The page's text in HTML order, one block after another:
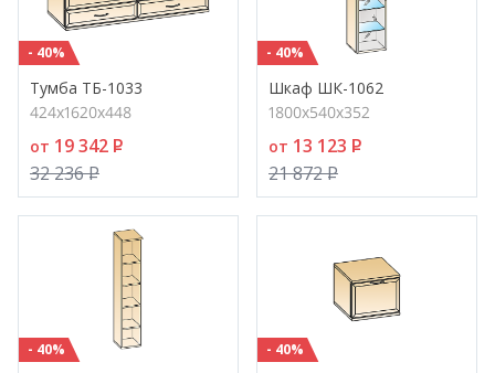
- 40%
Тумба ТБ-1033
424х1620х448
от 19 342 P
32 236P
- 40%
Шкаф ШК-1062
1800х540х352
от 13 123 P
21 872P
- 40% - 40%